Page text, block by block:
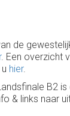
de
. Een overzicht
hier.
B2 is
& links naar